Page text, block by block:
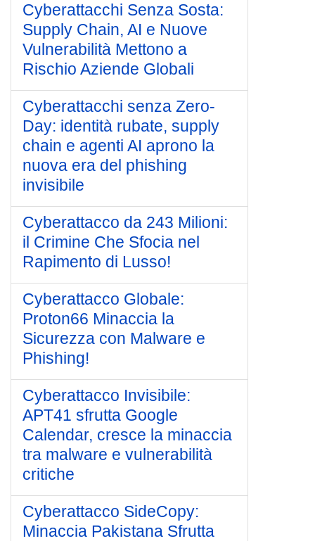
Cyberattacchi Senza Sosta:
Supply Chain, AI e Nuove
Vulnerabilità Mettono a
Rischio Aziende Globali
Cyberattacchi senza Zero-
Day: identità rubate, supply
chain e agenti AI aprono la
nuova era del phishing
invisibile
Cyberattacco da 243 Milioni:
il Crimine Che Sfocia nel
Rapimento di Lusso!
Cyberattacco Globale:
Proton66 Minaccia la
Sicurezza con Malware e
Phishing!
Cyberattacco Invisibile:
APT41 sfrutta Google
Calendar, cresce la minaccia
tra malware e vulnerabilità
critiche
Cyberattacco SideCopy:
Minaccia Pakistana Sfrutta